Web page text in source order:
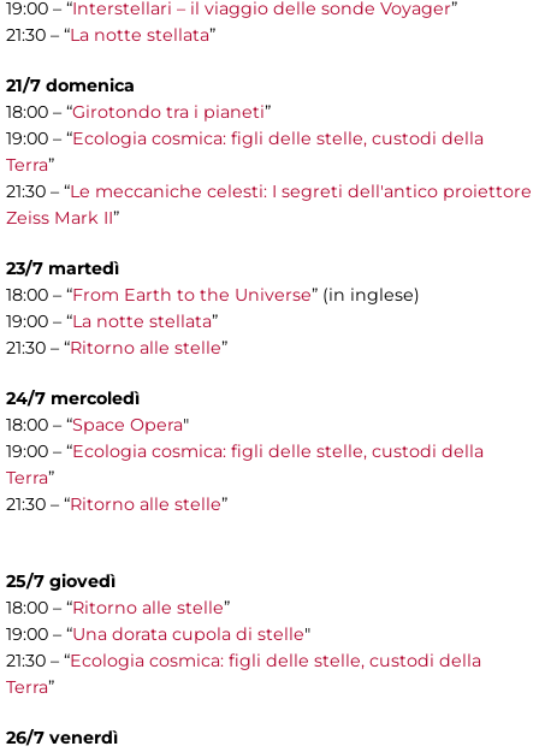
19:00 – “Interstellari – il viaggio delle sonde Voyager”
21:30 – “La notte stellata”
21/7 domenica
18:00 – “Girotondo tra i pianeti”
19:00 – “Ecologia cosmica: figli delle stelle, custodi della
Terra”
21:30 – “Le meccaniche celesti: I segreti dell'antico proiettore
Zeiss Mark II”
23/7 martedì
18:00 – “From Earth to the Universe” (in inglese)
19:00 – “La notte stellata”
21:30 – “Ritorno alle stelle”
24/7 mercoledì
18:00 – “Space Opera"
19:00 – “Ecologia cosmica: figli delle stelle, custodi della
Terra”
21:30 – “Ritorno alle stelle”
25/7 giovedì
18:00 – “Ritorno alle stelle”
19:00 – “Una dorata cupola di stelle"
21:30 – “Ecologia cosmica: figli delle stelle, custodi della
Terra”
26/7 venerdì